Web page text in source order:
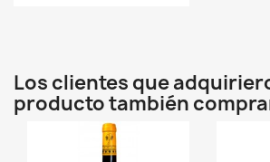
Los clientes que
producto también